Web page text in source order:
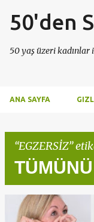
50'den
50 yaş üzeri
ANA SAYFA
EGZERSİZ